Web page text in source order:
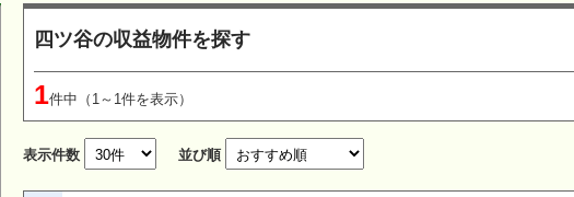
投資マンション
一棟売りアパート
一棟売りマンション
一棟売りビル
店舗・事務所
賃貸併用住宅
戸建賃貸
新築住宅
工場・倉庫
ホテルペンション
四ツ谷の収益物件を探す
1件中（1～1件を表示）
表示件数 並び順